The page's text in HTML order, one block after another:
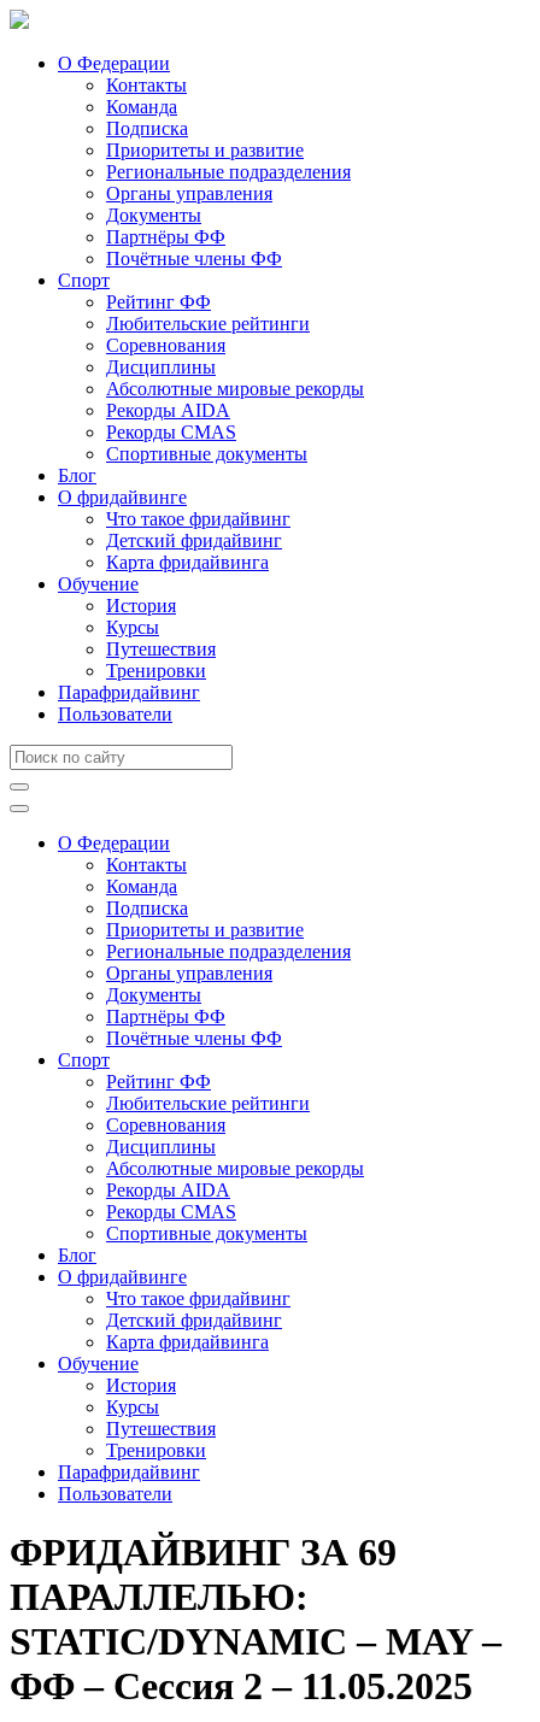
О Федерации
Контакты
Команда
Подписка
Приоритеты и развитие
Региональные подразделения
Органы управления
Документы
Партнёры ФФ
Почётные члены ФФ
Спорт
Рейтинг ФФ
Любительские рейтинги
Соревнования
Дисциплины
Абсолютные мировые рекорды
Рекорды AIDA
Рекорды CMAS
Спортивные документы
Блог
О фридайвинге
Что такое фридайвинг
Детский фридайвинг
Карта фридайвинга
Обучение
История
Курсы
Путешествия
Тренировки
Парафридайвинг
Пользователи
О Федерации
Контакты
Команда
Подписка
Приоритеты и развитие
Региональные подразделения
Органы управления
Документы
Партнёры ФФ
Почётные члены ФФ
Спорт
Рейтинг ФФ
Любительские рейтинги
Соревнования
Дисциплины
Абсолютные мировые рекорды
Рекорды AIDA
Рекорды CMAS
Спортивные документы
Блог
О фридайвинге
Что такое фридайвинг
Детский фридайвинг
Карта фридайвинга
Обучение
История
Курсы
Путешествия
Тренировки
Парафридайвинг
Пользователи
ФРИДАЙВИНГ ЗА 69
ПАРАЛЛЕЛЬЮ:
STATIC/DYNAMIC – MAY –
ФФ – Сессия 2 – 11.05.2025